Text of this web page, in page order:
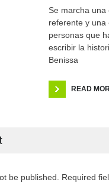
Se marcha una
referente y una
personas que
escribir la
Benissa
READ
be published. Required